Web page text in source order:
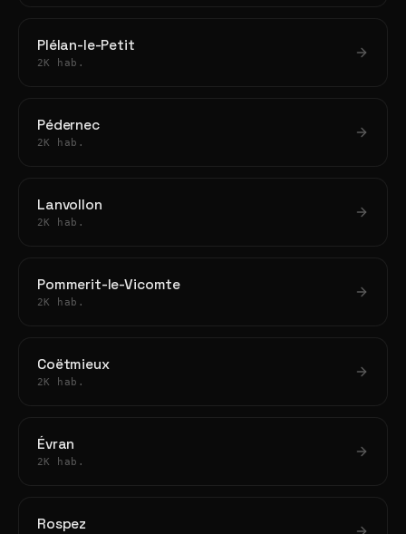
Plélan-le-Petit
2K hab.
Pédernec
2K hab.
Lanvollon
2K hab.
Pommerit-le-Vicomte
2K hab.
Coëtmieux
2K hab.
Évran
2K hab.
Rospez